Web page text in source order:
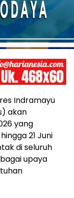
Indramayu
akan
yang
21 Juni
di seluruh
upaya